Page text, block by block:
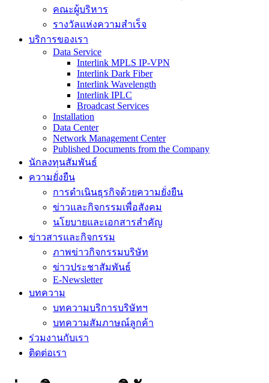
คณะผู้บริหาร
รางวัลแห่งความสำเร็จ
บริการของเรา
Data Service
Interlink MPLS IP-VPN
Interlink Dark Fiber
Interlink Wavelength
Interlink IPLC
Broadcast Services
Installation
Data Center
Network Management Center
Published Documents from the Company
นักลงทุนสัมพันธ์
ความยั่งยืน
การดำเนินธุรกิจด้วยความยั่งยืน
ข่าวและกิจกรรมเพื่อสังคม
นโยบายและเอกสารสำคัญ
ข่าวสารและกิจกรรม
ภาพข่าวกิจกรรมบริษัท
ข่าวประชาสัมพันธ์
E-Newsletter
บทความ
บทความบริการบริษัทฯ
บทความสัมภาษณ์ลูกค้า
ร่วมงานกับเรา
ติดต่อเรา